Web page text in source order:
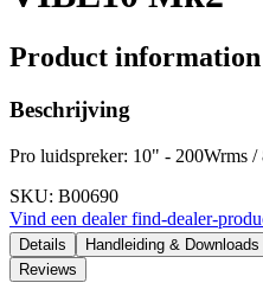
Product information
Beschrijving
Pro luidspreker: 10" - 200Wrms /
SKU: B00690
Vind een dealerfind-dealer-
Details
Handleiding & Downloads
Reviews